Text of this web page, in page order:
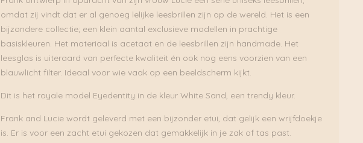
omdat zij vindt dat er al genoeg lelijke leesbrillen zijn op de wereld. Het is een
bijzondere collectie; een klein aantal exclusieve modellen in prachtige
basiskleuren. Het materiaal is acetaat en de leesbrillen zijn handmade. Het
leesglas is uiteraard van perfecte kwaliteit én ook nog eens voorzien van een
blauwlicht filter. Ideaal voor wie vaak op een beeldscherm kijkt.
Dit is het royale model Eyedentity in de kleur White Sand, een trendy kleur.
Frank and Lucie wordt geleverd met een bijzonder etui, dat gelijk een wrijfdoekje
is. Er is voor een zacht etui gekozen dat gemakkelijk in je zak of tas past.